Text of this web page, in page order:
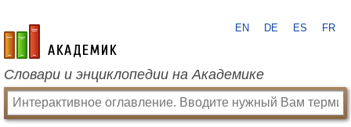
academic.ru
EN DE ES FR
Словари и энциклопедии на Академике